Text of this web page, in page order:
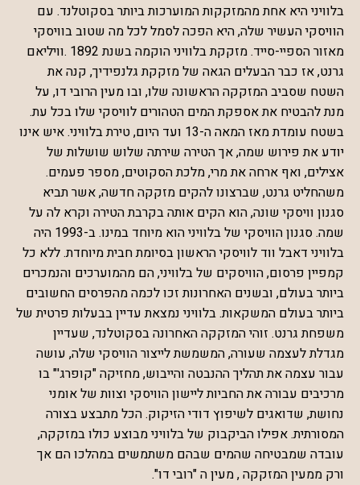
בלוויני היא אחת מהמזקקות המוערכות ביותר בסקוטלנד. עם
הוויסקי העשיר שלה, היא הפכה לסמל לכל מה שטוב בוויסקי
מאזור הספיי-סייד. מזקקת בלוויני הוקמה בשנת 1892 .וויליאם
גרנט, אז כבר הבעלים הגאה של מזקקת גלנפידיך, קנה את
השטח שסביב המזקקה הראשונה שלו, ובו מעין הרובי דו, על
מנת להבטיח את אספקת המים הטהורים לוויסקי שלו בכל עת.
בשטח עומדת מאז המאה ה-13 ועד היום, טירת בלוויני. איש אינו
יודע את פירוש שמה, אך הטירה שירתה שלוש שושלות של
אצילים, ואף ארחה את מרי, מלכת הסקוטים, מספר פעמים.
משהחליט גרנט, שברצונו להקים מזקקה חדשה, אשר תביא
סגנון וויסקי שונה, הוא הקים אותה בקרבת הטירה וקרא לה על
שמה. סגנון הוויסקי של בלוויני הוא מיוחד במינו. ב-1993 היה
בלוויני דאבל ווד לוויסקי הראשון בסיומת חבית מיוחדת. ללא כל
קמפיין פרסום, הוויסקים של בלוויני, הם מהמוערכים והנמכרים
ביותר בעולם, ובשנים האחרונות זכו לכמה מהפרסים החשובים
ביותר בעולם המשקאות. בלוויני נמצאת עדיין בבעלות פרטית של
משפחת גרנט. זוהי המזקקה האחרונה בסקוטלנד, שעדיין
מגדלת לעצמה שעורה, המשמשת לייצור הוויסקי שלה, עושה
עבור עצמה את תהליך ההנבטה והייבוש, מחזיקה "קופרג'" בו
מרכיבים עבורה את החביות ליישון הוויסקי וצוות של אומני
נחושת, שדואגים לשיפוץ דודי הזיקוק. הכל מתבצע בצורה
המסורתית. אפילו הביקבוק של בלוויני מבוצע כולו במזקקה,
עובדה שמבטיחה שהמים שבהם משתמשים במהלכו הם אך
ורק ממעין המזקקה , מעין ה "רובי דו".